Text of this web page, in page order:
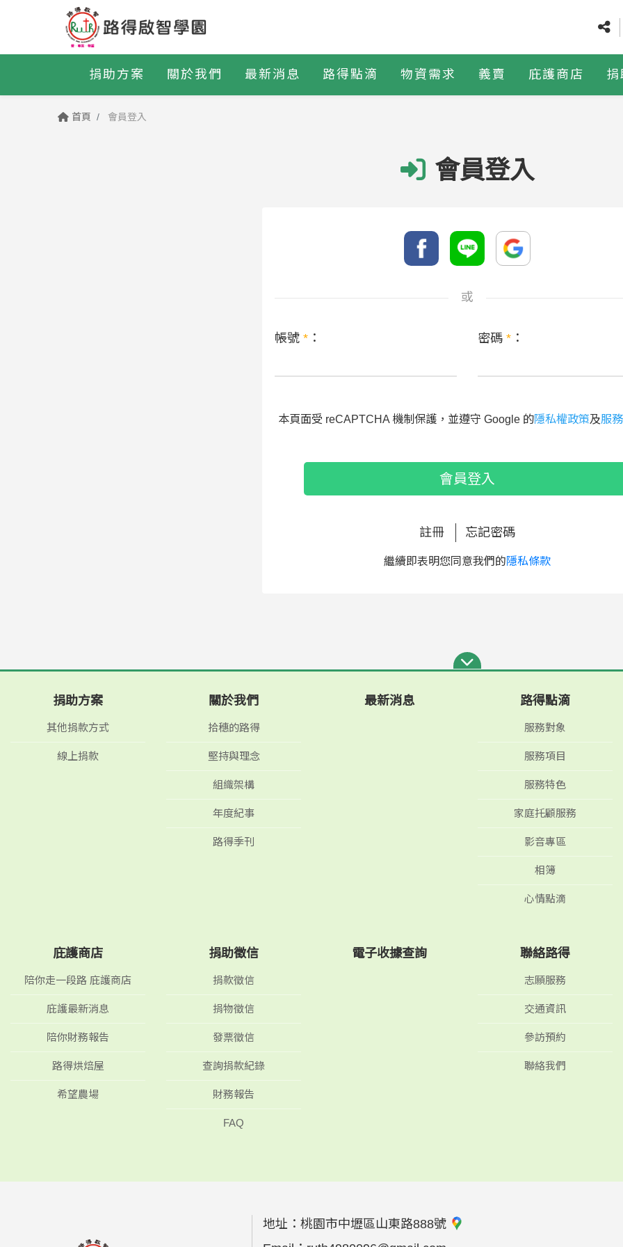
捐助方案 關於我們 最新消息 路得點滴 物資需求 義賣 庇護商店
首頁 會員登入
會員登入
或
帳號 * ： 密碼 * ：
本頁面受 reCAPTCHA 機制保護，並遵守 Google 的隱私權政策及服
會員登入
註冊 忘記密碼
繼續即表明您同意我們的隱私條款
捐助方案
其他捐款方式
線上捐款
關於我們
拾穗的路得
堅持與理念
組織架構
年度紀事
路得季刊
最新消息 路得點滴
服務對象
服務項目
服務特色
家庭托顧服務
影音專區
相簿
心情點滴
庇護商店
陪你走一段路 庇護商店
庇護最新消息
陪你財務報告
路得烘焙屋
希望農場
捐助徵信
捐款徵信
捐物徵信
發票徵信
查詢捐款紀錄
財務報告
FAQ
電子收據查詢 聯絡路得
志願服務
交通資訊
參訪預約
聯絡我們
地址： 桃園市中壢區山東路888號